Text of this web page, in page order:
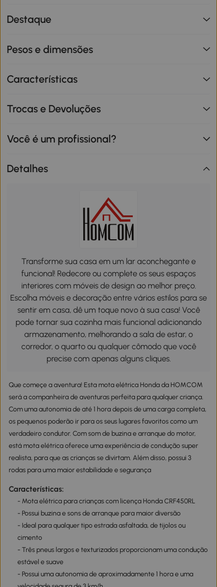
Destaque
Pesos e dimensões
Características
Trocas e Devoluções
Você é um profissional?
Detalhes
Transforme sua casa em um lar aconchegante e
funcional! Redecore ou complete os seus espaços
interiores com móveis de design ao melhor preço.
Escolha móveis e decoração entre vários estilos para se
sentir em casa, dê um toque novo à sua casa! Você
pode tornar sua cozinha mais funcional adicionando
armazenamento, melhorando a sala de estar, o
corredor, o quarto ou qualquer cômodo que você
precise com apenas alguns cliques.
Que começe a aventura! Esta mota elétrica Honda da HOMCOM
será a companheira de aventuras perfeita para qualquer criança.
Com uma autonomia de até 1 hora depois de uma carga completa,
os pequenos poderão ir para os seus lugares favoritos como um
verdadeiro condutor. Com som de buzina e arranque do motor,
está mota elétrica oferece uma experiência de condução super
realista, para que as crianças se divirtam. Além disso, possui 3
rodas para uma maior estabilidade e segurança
Características:
- Mota elétrica para crianças com licença Honda CRF450RL
- Possui buzina e sons de arranque para maior diversão
- Ideal para qualquer tipo estrada asfaltada, de tijolos ou
cimento
- Três pneus largos e texturizados proporcionam uma condução
estável e suave
- Possui uma autonomia de aproximadamente 1 hora e uma